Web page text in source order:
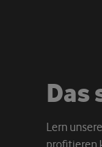
Das
Lern
profitieren